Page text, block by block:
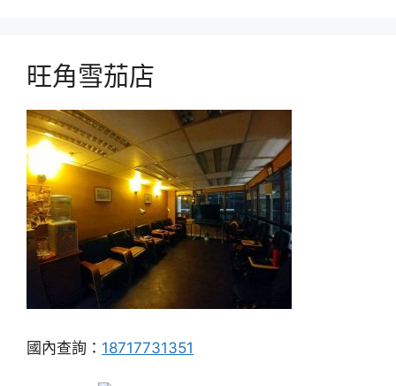
旺角雪茄店
國內查詢： 18717731351